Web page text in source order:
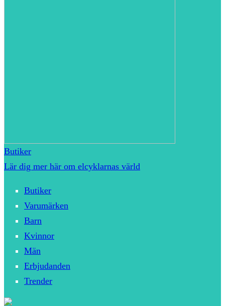
Butiker
Lär dig mer här om elcyklarnas värld
Butiker
Varumärken
Barn
Kvinnor
Män
Erbjudanden
Trender